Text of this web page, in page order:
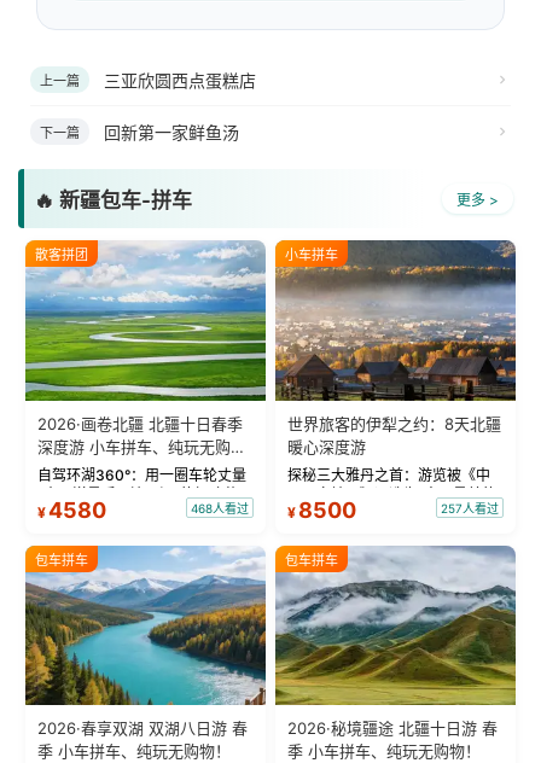
上一篇 三亚欣圆西点蛋糕店
下一篇 回新第一家鲜鱼汤
🔥 新疆包车-拼车 更多 >
散客拼团
2026·画卷北疆 北疆十日春季
深度游 小车拼车、纯玩无购
物！
自驾环湖360°：用一圈车轮丈量
“大西洋最后一滴眼泪”的极致蔚
蓝。 赛湖旅拍：甄选多款风格服
绝美瞬间。 赛湖坦克300跟车视
频：专业摄影师...
¥4580 468人看过
小车拼车
世界旅客的伊犁之约：8天北疆
暖心深度游
探秘三大雅丹之首：游览被《中
国国家地理》评选为“中国最美的
三大雅丹”第一名的克拉玛依魔鬼
瓦人最大村落——禾木村，欣赏
晨雾与小木...
¥ 8500 257人看过
包车拼车
2026·春享双湖 双湖八日游 春
季 小车拼车、纯玩无购物！
包车拼车
2026·秘境疆途 北疆十日游 春
季 小车拼车、纯玩无购物！